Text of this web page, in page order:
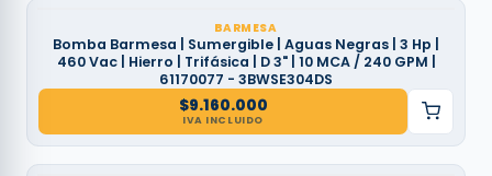
BARMESA
Bomba Barmesa | Sumergible | Aguas Negras | 3 Hp |
460 Vac | Hierro | Trifásica | D 3" | 10 MCA / 240 GPM |
61170077 - 3BWSE304DS
$9.160.000
IVA INCLUIDO